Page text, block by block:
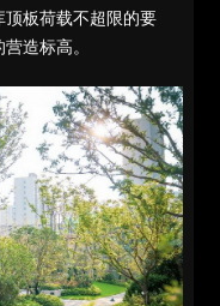
顶板荷载不超限的要
造标高。